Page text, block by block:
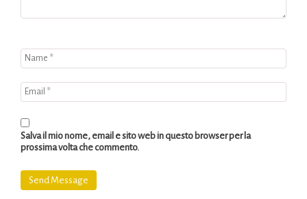
Salva il mio nome, email e sito web in questo browser per la
prossima volta che commento.